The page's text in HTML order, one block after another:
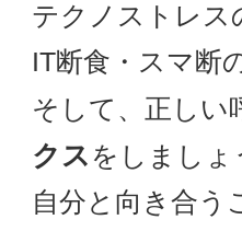
テクノストレス
IT断食・スマ断
そして、正しい
クス をしましょ
自分と向き合う